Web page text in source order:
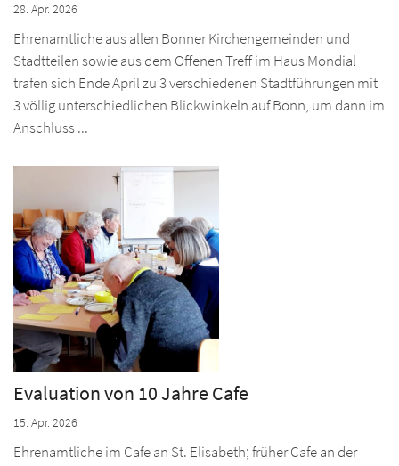
28. Apr. 2026
Ehrenamtliche aus allen Bonner Kirchengemeinden und
Stadtteilen sowie aus dem Offenen Treff im Haus Mondial
trafen sich Ende April zu 3 verschiedenen Stadtführungen mit
3 völlig unterschiedlichen Blickwinkeln auf Bonn, um dann im
Anschluss ...
Evaluation von 10 Jahre Cafe
15. Apr. 2026
Ehrenamtliche im Cafe an St. Elisabeth; früher Cafe an der